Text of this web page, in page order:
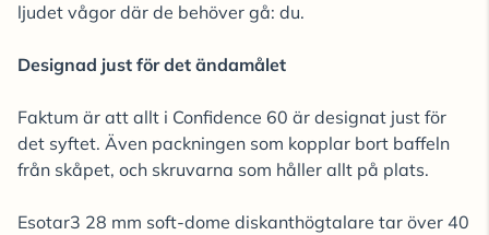
ljudet vågor där de behöver gå: du.
Designad just för det ändamålet
Faktum är att allt i Confidence 60 är designat just för
det syftet. Även packningen som kopplar bort baffeln
från skåpet, och skruvarna som håller allt på plats.
Esotar3 28 mm soft-dome diskanthögtalare tar över 40